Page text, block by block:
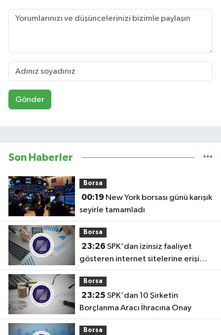
Gönder
Son Haberler
Borsa
00:19
seyirle tamamladı
Borsa
23:26
gösteren internet sitelerine erişim
engeli!
Borsa
23:25
Borçlanma Aracı İhracına Onay
Borsa